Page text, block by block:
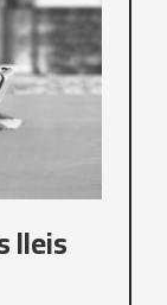
lleis